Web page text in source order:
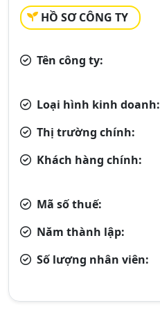
HỒ SƠ CÔNG TY
Tên công ty:
Loại hình kinh doanh:
Thị trường chính:
Khách hàng chính:
Mã số thuế:
Năm thành lập:
Số lượng nhân viên: